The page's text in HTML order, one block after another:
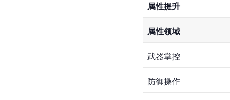
属性提升
属性领域
武器掌控
防御操作